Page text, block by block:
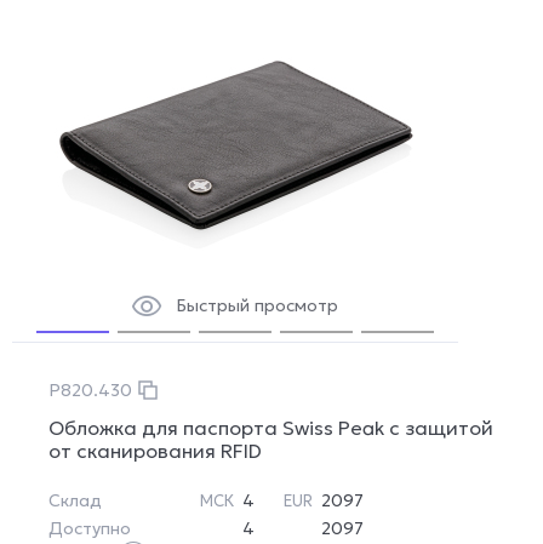
Быстрый просмотр
P820.430
Обложка для паспорта Swiss Peak с защитой
от сканирования RFID
Склад МСК 4 EUR 2097
Доступно
4
2097